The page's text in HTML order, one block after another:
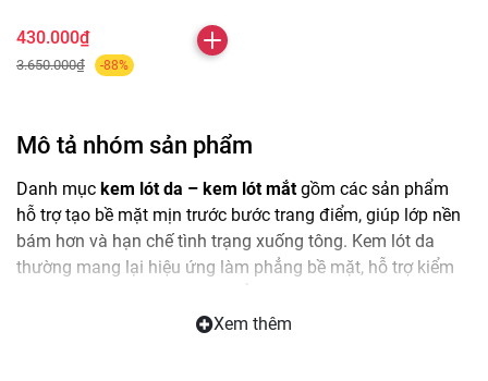
430.000₫
3.650.000₫ -88%
Mô tả nhóm sản phẩm
ChatGPT đã nói:
Danh mục kem lót da – kem lót mắtgồm các sản phẩm
hỗ trợ tạo bề mặt mịn trước bước trang điểm, giúp lớp nền
bám hơn và hạn chế tình trạng xuống tông. Kem lót da
thường mang lại hiệu ứng làm phẳng bề mặt, hỗ trợ kiểm
lớp nền dễ tán, hạn chế lộ rãnh và giữ vẻ tươi tắn lâu hơn.
Xem thêm